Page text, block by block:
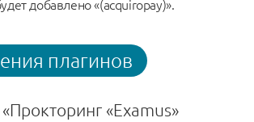
добавлено «(acquiropay)».
плагинов
«Examus»